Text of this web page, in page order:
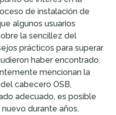
de instalación de
algunos usuarios
la sencillez del
prácticos para superar
haber encontrado.
mencionan la
cabecero OSB,
adecuado, es posible
durante años.